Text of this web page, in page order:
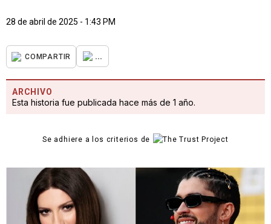
28 de abril de 2025 - 1:43 PM
COMPARTIR ...
ARCHIVO
Esta historia fue publicada hace más de 1 año.
Se adhiere a los criterios de